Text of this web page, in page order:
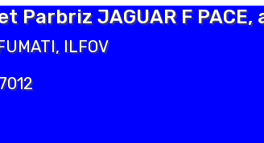
Parbriz JAGUAR F
ILFOV